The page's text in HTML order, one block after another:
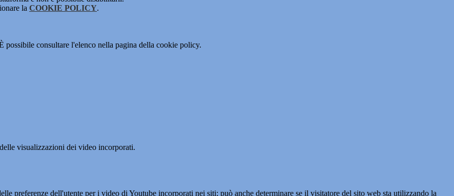
la COOKIE POLICY.
possibile consultare l'elenco nella pagina della cookie policy.
visualizzazioni dei video incorporati.
preferenze dell'utente per i video di Youtube incorporati nei siti; può anche determinare se il visitatore del sito web sta utilizzando la